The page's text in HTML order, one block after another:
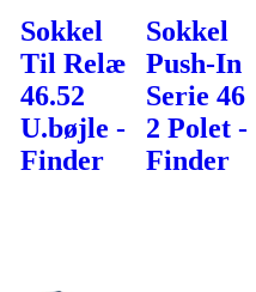
Sokkel
Til Relæ
46.52
U.bøjle -
Finder
Sokkel
Push-In
Serie 46
2 Polet -
Finder